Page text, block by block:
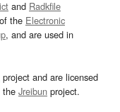
and Radkfile
the Electronic
, and are used in
project and are licensed
the Jreibun project.